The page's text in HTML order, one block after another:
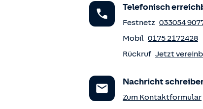
Telefonisch
Festnetz 033054
Mobil 0175 2172428
Rückruf Jetzt
Nachricht
Zum Kontaktformular